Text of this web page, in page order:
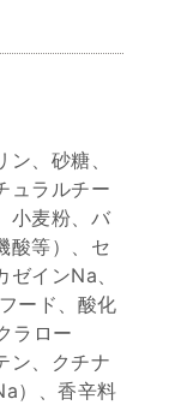
、砂糖、
ュラルチー
小麦粉、バ
等）、セ
インNa、
ード、酸化
ラロー
ン、クチナ
）、香辛料